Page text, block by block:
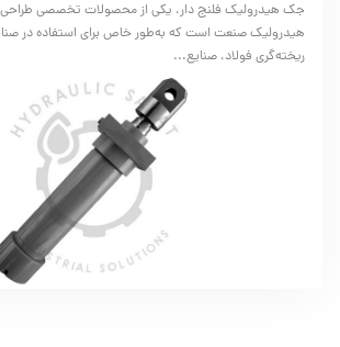
جک هیدرولیک فلنج دار، یکی از محصولات تخصصی
هیدرولیک صنعت است که به‌طور خاص برای استفاده در
ریخته‌گری فولاد، صنایع...